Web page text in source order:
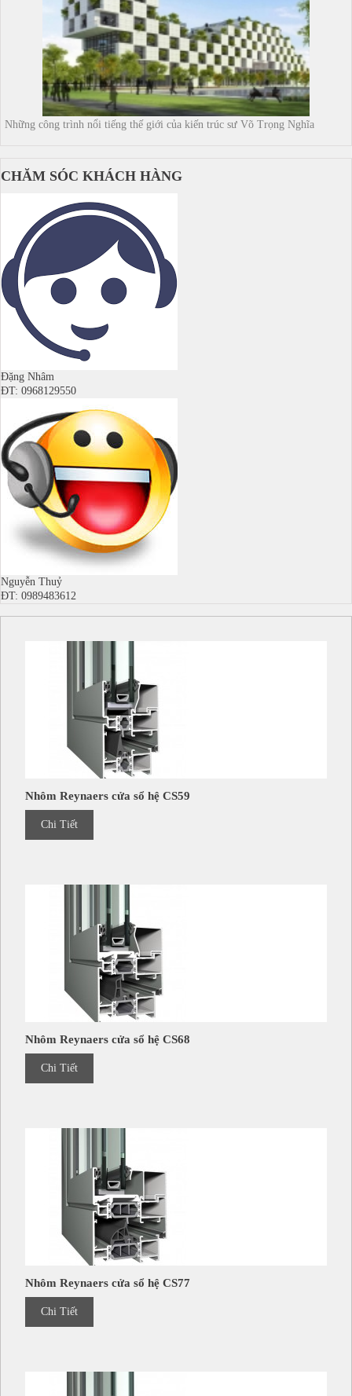
Những công trình nổi tiếng thế giới của kiến trúc sư Võ Trọng Nghĩa
CHĂM SÓC KHÁCH HÀNG
Đặng Nhâm
ĐT: 0968129550
Nguyễn Thuỷ
ĐT: 0989483612
Nhôm Reynaers cửa sổ hệ CS59
Chi Tiết
Nhôm Reynaers cửa sổ hệ CS68
Chi Tiết
Nhôm Reynaers cửa sổ hệ CS77
Chi Tiết